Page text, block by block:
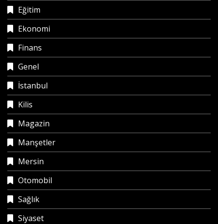
Eğitim
Ekonomi
Finans
Genel
İstanbul
Kilis
Magazin
Manşetler
Mersin
Otomobil
Sağlık
Siyaset